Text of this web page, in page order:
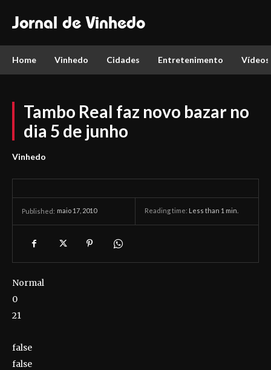
Jornal de Vinhedo
Home Vinhedo Cidades Entretenimento Vídeos
Tambo Real faz novo bazar no
dia 5 de junho
Vinhedo
Published: maio 17, 2010 Reading time: Less than 1 min.
Normal
0
21
false
false